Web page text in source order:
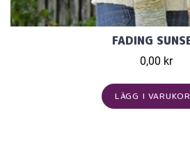
FADING
0,00 kr
LÄGG I